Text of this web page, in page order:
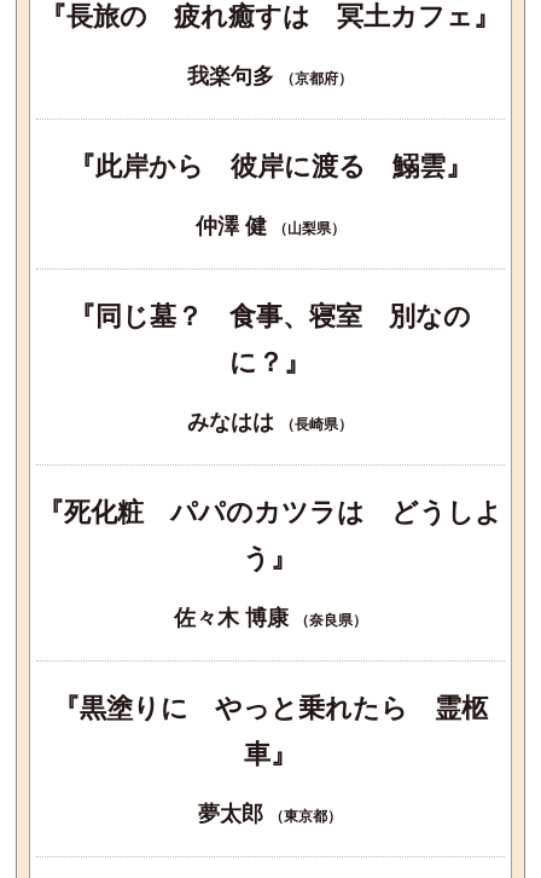
『長旅の 疲れ癒すは 冥土カフェ』
我楽句多 （京都府）
『此岸から 彼岸に渡る 鰯雲』
仲澤 健 （山梨県）
『同じ墓？ 食事、寝室 別なの
に？』
みなはは （長崎県）
『死化粧 パパのカツラは どうしよ
う』
佐々木 博康 （奈良県）
『黒塗りに やっと乗れたら 霊柩
車』
夢太郎 （東京都）